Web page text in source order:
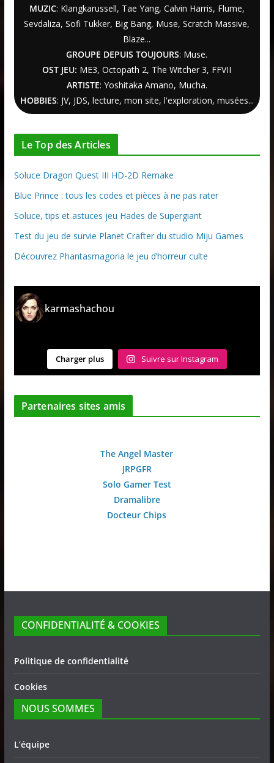
MUZIC: Klangkarussell, Tae Yang, Calvin Harris, Flume,
Sevdaliza, Sofi Tukker, Big Bang, Muse, Scratch Massive,
Blaze...
GROUPE DEPUIS TOUJOURS: Muse.
OST JEU: ME3,Octopath 2, The Witcher3, FFVII
ARTISTE: Yoshitaka Amano, Mucha.
HOBBIES: JV, JDS, lecture, mon site, l'exploration, musées...
Le Top des Articles
Soluce Dragon Quest III HD-2D Remake
Blue Prince : tous les codes et pièces à ne pas rater
Soluce, tips et astuces jeu Hades de Supergiant
Test du jeu de survie Planet Crafter du studio Miju Games
Découvrez Phantasmagoria le jeu d’horreur culte
karmashachou
Charger plus Suivre sur Instagram
Partenaires sites amis
The Angel Master
JRPGFR
Solo Gamer Test
Dramalibre
Docteur Chips
CONFIDENTIALITÉ & COOKIES
Politique de confidentialité
Cookies
NOUS SOMMES
L’équipe